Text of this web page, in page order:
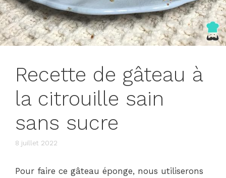
Recette de gâteau à
la citrouille sain
sans sucre
8 juillet 2022
Pour faire ce gâteau éponge, nous utiliserons